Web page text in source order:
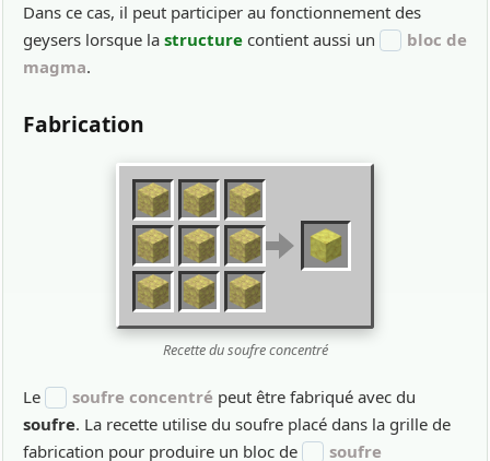
Dans ce cas, il peut participer au fonctionnement des
geysers lorsque la structure contient aussi un
bloc de
magma.
Fabrication
Recette du soufre concentré
Le soufre concentré peut être fabriqué avec du
soufre. La recette utilise du soufre placé dans la grille de
fabrication pour produire un bloc de
soufre